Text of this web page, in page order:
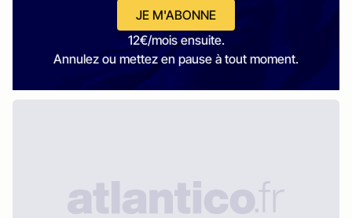
JE M'ABONNE
12€/mois ensuite.
Annulez ou mettez en pause à tout moment.